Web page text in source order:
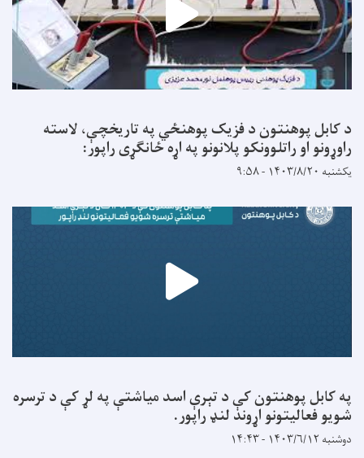
د کابل پوهنتون د فزیک پوهنځي په تاریخچې، لاسته
راوړونو او راتلوونکو پلانونو په اړه ځانګړی راپور:
یکشنبه ۱۴۰۳/۸/۲۰ - ۹:۵۸
په کابل پوهنتون کې د تېرې اسد میاشتې په لړ کې د ترسره
شویو فعالیتونو اړوند لنډ راپور.
دوشنبه ۱۴۰۳/۶/۱۲ - ۱۴:۴۳